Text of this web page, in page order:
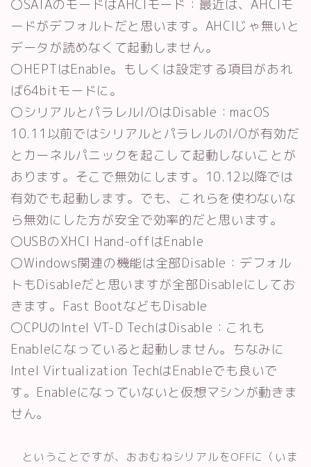
〇SATAのモードはAHCIモード：最近は、AHCIモ
ードがデフォルトだと思います。AHCIじゃ無いと
データが読めなくて起動しません。
〇HEPTはEnable。もしくは設定する項目があれ
ば64bitモードに。
〇シリアルとパラレルI/OはDisable：macOS
10.11以前ではシリアルとパラレルのI/Oが有効だ
とカーネルパニックを起こして起動しないことが
あります。そこで無効にします。10.12以降では
有効でも起動します。でも、これらを使わないな
ら無効にした方が安全で効率的だと思います。
〇USBのXHCI Hand-offはEnable
〇Windows関連の機能は全部Disable：デフォル
トもDisableだと思いますが全部Disableにしてお
きます。Fast BootなどもDisable
〇CPUのIntel VT-D TechはDisable：これも
Enableになっていると起動しません。ちなみに
Intel Virtualization TechはEnableでも良いで
す。Enableになっていないと仮想マシンが動きま
せん。
ということですが、おおむねシリアルをOFFに（いま